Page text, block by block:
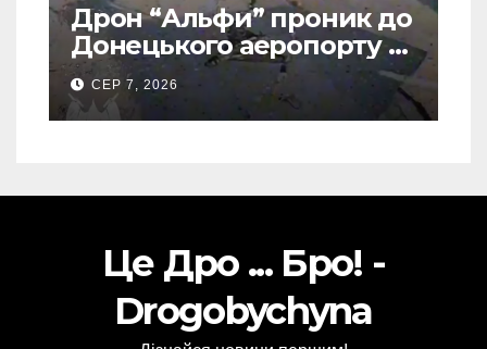
Дрон “Альфи” проник до
Донецького аеропорту та
спалив “Шахед” ще до
запуску
СЕР 7, 2026
Це Дро ... Бро! -
Drogobychyna